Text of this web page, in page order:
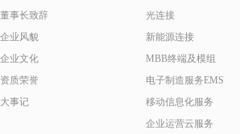
董事长致辞
企业风貌
企业文化
资质荣誉
大事记
光连接
新能源连接
MBB终端及模组
电子制造服务EMS
移动信息化服务
企业运营云服务